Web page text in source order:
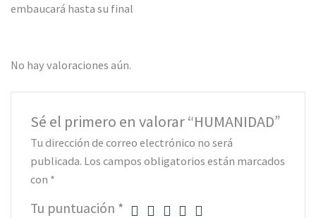
embaucará hasta su final
No hay valoraciones aún.
Sé el primero en valorar “HUMANIDAD”
Tu dirección de correo electrónico no será
publicada. Los campos obligatorios están marcados
con *
Tu puntuación *